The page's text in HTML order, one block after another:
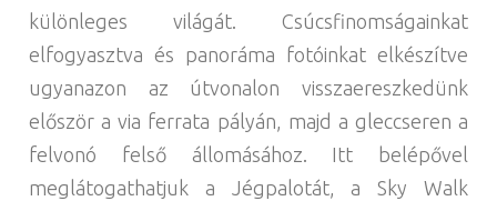
különleges világát. Csúcsfinomságainkat
elfogyasztva és panoráma fotóinkat elkészítve
ugyanazon az útvonalon visszaereszkedünk
először a via ferrata pályán, majd a gleccseren a
felvonó felső állomásához. Itt belépővel
meglátogathatjuk a Jégpalotát, a Sky Walk